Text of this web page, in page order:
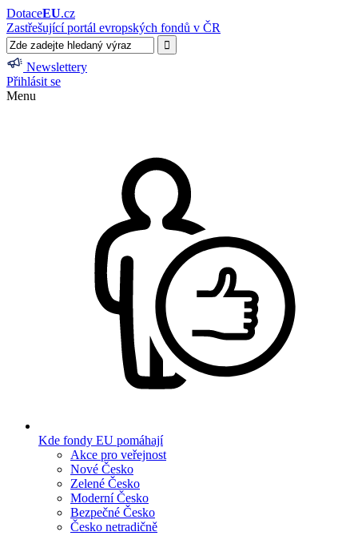
DotaceEU.cz
Zastřešující portál evropských fondů v ČR
Newslettery
Přihlásit se
Menu
Kde fondy EU pomáhají
Akce pro veřejnost
Nové Česko
Zelené Česko
Moderní Česko
Bezpečné Česko
Česko netradičně